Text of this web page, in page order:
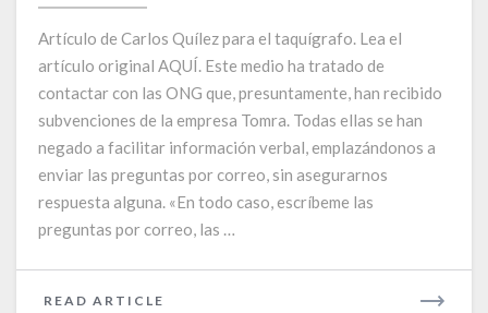
no
contestan
Artículo de Carlos Quílez para el taquígrafo. Lea el
artículo original AQUÍ. Este medio ha tratado de
contactar con las ONG que, presuntamente, han recibido
subvenciones de la empresa Tomra. Todas ellas se han
negado a facilitar información verbal, emplazándonos a
enviar las preguntas por correo, sin asegurarnos
respuesta alguna. «En todo caso, escríbeme las
preguntas por correo, las …
READ ARTICLE